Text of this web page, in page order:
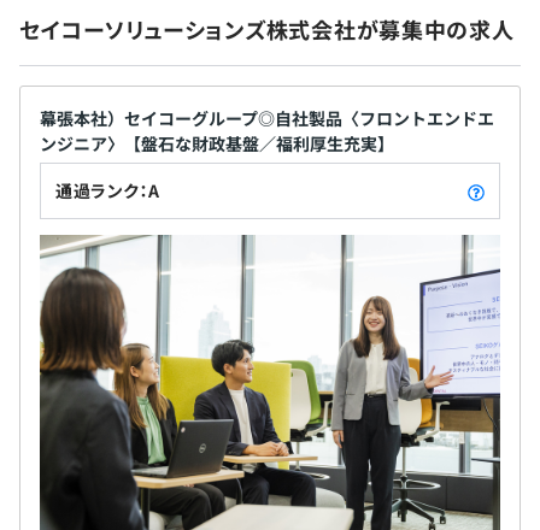
〈中四国営業所〉
広島県広島市南区京橋町1-23
広島電鉄広島電鉄本線「的場町駅」 徒歩4分
／8〜9月入社：10日／10〜11月入社：8日／12月〜1月入
社：6日／2〜3月入社：5日
・残業手当（残業時間に応じて支給）
・通勤手当
賞与：年2回
決算賞与あり
昇給査定年1回（4月）
セイコーソリューションズ株式会社が募集中の求人
幕張本社）セイコーグループ◎自社製品〈フロントエンドエ
ンジニア〉【盤石な財政基盤／福利厚生充実】
通過ランク：A